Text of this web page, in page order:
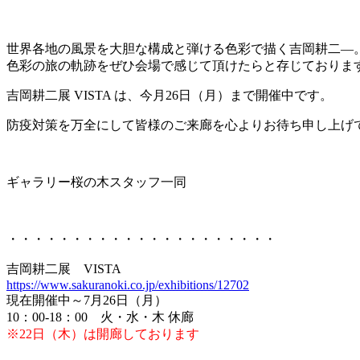
世界各地の風景を大胆な構成と弾ける色彩で描く吉岡耕二―。
色彩の旅の軌跡をぜひ会場で感じて頂けたらと存じておりま
吉岡耕二展 VISTA は、今月26日（月）まで開催中です。
防疫対策を万全にして皆様のご来廊を心よりお待ち申し上げ
ギャラリー桜の木スタッフ一同
・・・・・・・・・・・・・・・・・・・・・
吉岡耕二展 VISTA
https://www.sakuranoki.co.jp/exhibitions/12702
現在開催中～7月26日（月）
10：00-18：00 火・水・木 休廊
※22日（木）は開廊しております